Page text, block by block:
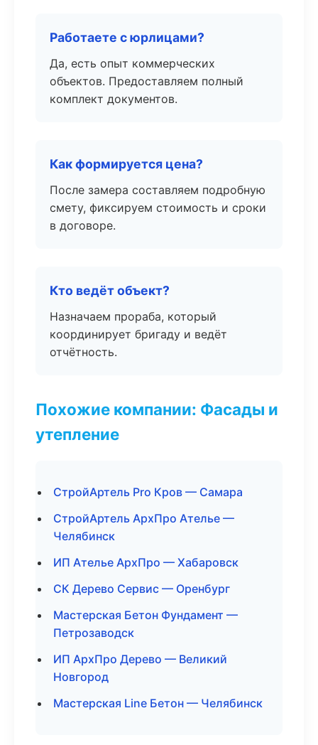
Работаете с юрлицами?
Да, есть опыт коммерческих
объектов. Предоставляем полный
комплект документов.
Как формируется цена?
После замера составляем подробную
смету, фиксируем стоимость и сроки
в договоре.
Кто ведёт объект?
Назначаем прораба, который
координирует бригаду и ведёт
отчётность.
Похожие компании: Фасады и
утепление
СтройАртель Pro Кров — Самара
СтройАртель АрхПро Ателье —
Челябинск
ИП Ателье АрхПро — Хабаровск
СК Дерево Сервис — Оренбург
Мастерская Бетон Фундамент —
Петрозаводск
ИП АрхПро Дерево — Великий
Новгород
Мастерская Line Бетон — Челябинск